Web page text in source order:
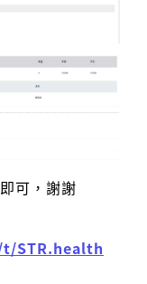
可，謝謝
STR.health